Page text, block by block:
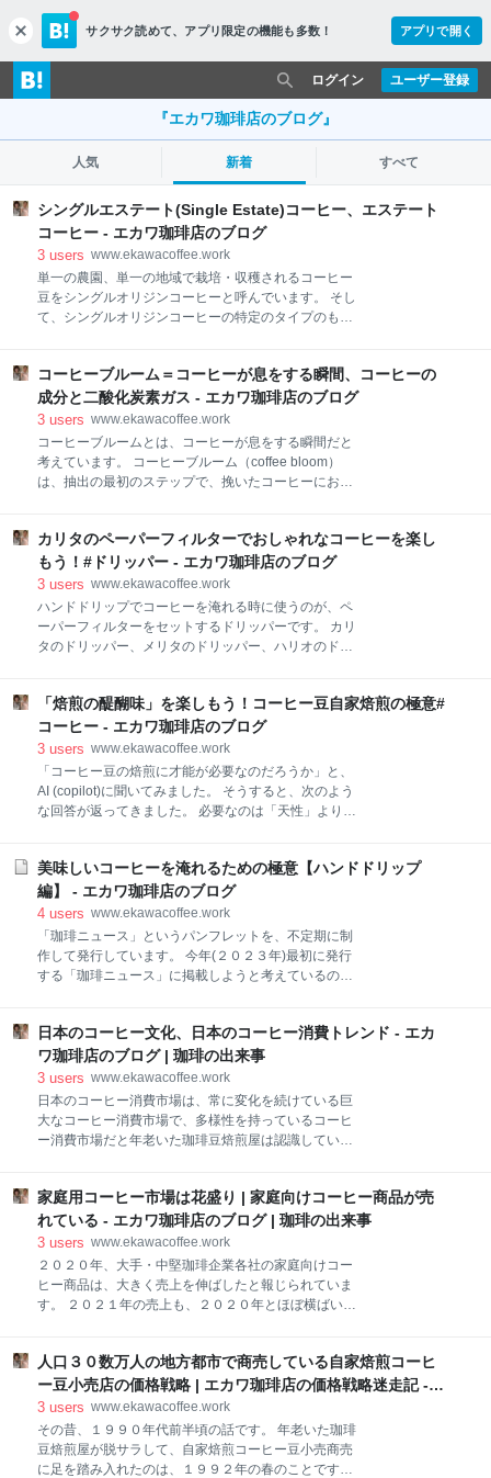
c
l
o
s
サクサク読めて、 アプリ限定の機能も多数！ アプリで開く
ユーザー登録
ログイン
『エカワ珈琲店のブログ』
人気 新着 すべて
シングルエステート(Single Estate)コーヒー、エステート
コーヒー - エカワ珈琲店のブログ
3 users www.ekawacoffee.work
単一の農園、単一の地域で栽培・収穫されるコーヒー
豆をシングルオリジンコーヒーと呼んでいます。 そし
て、シングルオリジンコーヒーの特定のタイプのもの
規模な農園で生産されているコーヒー豆(生豆)だと、
エカワ珈琲店は理解しています。 シングルエステート
(Single estate )は、単一の農場、単一のコーヒー生豆
精製設備(ミル)を意味していると理解しています。 コ
ーヒーの生豆が、単一農場、単一のコーヒー生豆精製
設備(ミル)、単一の農家のグループによって生産され
ート(Single estate )として単独で市場にて売買されて
いるコーヒー豆(生豆)をシングルエステートコーヒー
(Single estat
コーヒーブルーム＝コーヒーが息をする瞬間、コーヒーの
成分と二酸化炭素ガス - エカワ珈琲店のブログ
3 users www.ekawacoffee.work
コーヒーブルームとは、コーヒーが息をする瞬間だと
考えています。 コーヒーブルーム（coffee bloom）
は、抽出の最初のステップで、挽いたコーヒーにお湯
反応して気泡となり、粉がふわっと膨らむ様子から
「ブルーム（花が咲く）」と呼ばれています。 コーヒ
ーブルームは、焙煎コーヒー豆の新しさ(鮮度)を示し
ています。 よく膨らむ焙煎コーヒー粉は、鮮度の良い
焙煎日からそれほど日にちの経過していない焙煎コー
ヒー豆の証拠です。 焙煎日から日にちが経過して(１
きません。 コーヒーブルームは、抽出するコーヒーの
味に影響を与えます。 コーヒーブルームでコーヒーガ
ス(主に二酸化炭素ガス)を抜くことで、お湯が焙煎コ
ー
カリタのペーパーフィルターでおしゃれなコーヒーを楽し
もう！#ドリッパー - エカワ珈琲店のブログ
3 users www.ekawacoffee.work
ハンドドリップでコーヒーを淹れる時に使うのが、ペ
ーパーフィルターをセットするドリッパーです。 カリ
タのドリッパー、メリタのドリッパー、ハリオのドリ
リッパーは台形で、ハリオのドリッパーは円錐形で
す。 カリタ Kalita 雑味が出る前においしさだけを引き
出す速い抽出速度の3つ穴 コーヒー ドリッパー 1~2人
用 クリア プラスチック製 101-D ドリップ 器具
#04001 一人用 二人用 1杯用 2杯用 おしゃれ キャンプ
アウトドア 喫茶店 アンティーク 結婚 祝い プレゼント
ドリッパー 01 クリア 1~2杯用 コーヒー ハンドドリッ
プ 日本製 V
「焙煎の醍醐味」を楽しもう！コーヒー豆自家焙煎の極意#
コーヒー - エカワ珈琲店のブログ
3 users www.ekawacoffee.work
「コーヒー豆の焙煎に才能が必要なのだろうか」と、
AI (copilot)に聞いてみました。 そうすると、次のよう
な回答が返ってきました。 必要なのは「天性」よりも
経験と知識の積み重ねで培われるものです。 AI
(copilot) は、「焙煎に求められるもの」として、次の
４つを挙げています。 (１)観察力 焙煎中の色、香り、
音など、豆の変化を見極める力。 (２)繰り返しの検証
同じ豆でもローストプロファイルを変えることで味が
変わる。その違いを記録・分析する粘り強さ。 (３)理
ングなど、一瞬の判断が求められる場面も。 そして、
才能があるかどうかよりも、「コーヒーと向き合い続
ける姿勢」がその人の焙
美味しいコーヒーを淹れるための極意【ハンドドリップ
編】 - エカワ珈琲店のブログ
4 users www.ekawacoffee.work
「珈琲ニュース」というパンフレットを、不定期に制
作して発行しています。 今年(２０２３年)最初に発行
する「珈琲ニュース」に掲載しようと考えているの
すが、年老いた珈琲豆焙煎屋は、連れ合い(妻)と二人
だけで、個人事業の小さなコーヒー豆自家焙煎店を営
んでいます。 「珈琲ニュース」は、年老いた珈琲豆焙
煎屋夫婦のコーヒー豆自家焙煎店が制作・発行してい
る、お客さんに自分たちの店の自家焙煎コーヒー豆を
知ってもらうための宣伝パンフレットです。 【極意、
は、軟水が似合っていると思っています。ひの前提
で、コーヒー豆を自家焙煎しています。 日本の水は、
水道水を含めて、ほとんどの飲み水が軟水です。 水道
水は、塩素(クロ
日本のコーヒー文化、日本のコーヒー消費トレンド - エカ
ワ珈琲店のブログ | 珈琲の出来事
3 users www.ekawacoffee.work
日本のコーヒー消費市場は、常に変化を続けている巨
大なコーヒー消費市場で、多様性を持っているコーヒ
ー消費市場だと年老いた珈琲豆焙煎屋は認識していま
ば、年老いた珈琲豆焙煎屋が脱サラして、自家焙煎コ
ーヒー豆小売専門店「エカワ珈琲店」の商売を引き継
いだ３０年くらい前、家庭でのコーヒー消費量(焙煎コ
ーヒー豆の消費量)はそれほど多く無かったわけです。
それから３０年、今は、家庭でのコーヒー消費(焙煎コ
ーヒー豆の消費)は当たり前になっています。 クイッ
営の喫茶店 コーヒー消費市場は、利便性と大量消費へ
ドトールコーヒーとスターバックスコーヒー サードウ
ェーブコーヒーと日本の喫茶店 オフィスワーカーと１
杯の
家庭用コーヒー市場は花盛り | 家庭向けコーヒー商品が売
れている - エカワ珈琲店のブログ | 珈琲の出来事
3 users www.ekawacoffee.work
２０２０年、大手・中堅珈琲企業各社の家庭向けコー
ヒー商品は、大きく売上を伸ばしたと報じられていま
す。 ２０２１年の売上も、２０２０年とほぼ横ばいの
よると、２０２０年のコーヒー消費量は４３万７１９
トンで、２０１９年と比べると約５％減少いるとのこ
とです。 新型コロナウィルス感染症パンデミックの影
響で、外食店・ホテル・オフィスなどでのコーヒー需
要が大きく減少したのが影響しているようです。 しか
し、家庭内でのコーヒー消費は増えていて、家庭内コ
人口３０数万人の地方都市で商売している自家焙煎コーヒ
ー豆小売店の価格戦略 | エカワ珈琲店の価格戦略迷走記 -
エカワ珈琲店のブログ
3 users www.ekawacoffee.work
その昔、１９９０年代前半頃の話です。 年老いた珈琲
豆焙煎屋が脱サラして、自家焙煎コーヒー豆小売商売
に足を踏み入れたのは、１９９２年の春のことです。